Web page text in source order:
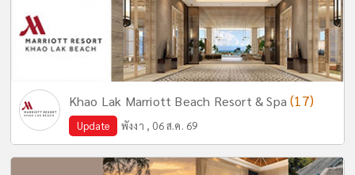
Khao Lak Marriott Beach Resort & Spa(17)
Update พังงา , 06 ส.ค. 69